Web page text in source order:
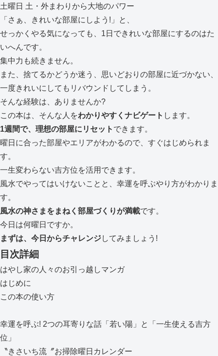
土曜日 土・外まわりから大地のパワー
「さぁ、きれいな部屋にしよう!」と、
せっかくやる気になっても、1日できれいな部屋にするのはた
いへんです。
集中力も続きません。
また、捨てるかどうか迷う、思いどおりの部屋に近づかない、
一度きれいにしてもリバウンドしてしまう。
そんな経験は、ありませんか?
この本は、そんな人をわかりやすくナビゲート します。
1週間で、理想の部屋にリセット できます。
曜日に合った部屋やエリアがわかるので、すぐはじめられま
す。
一生変わらない吉方位を活用できます。
風水でやってはいけないことと、幸運を呼ぶやり方がわかりま
す。
風水の神さまをまねく部屋づくりが満載です。
今日は何曜日ですか。
まずは、今日からチャレンジしてみましょう!
目次詳細
はやし家の人々のお引っ越しマンガ
はじめに
この本の使い方
幸運を呼ぶ! 2つの耳寄りな話「若い陽」と「一生使える吉方
位」
〝きさいち流〞お掃除曜日カレンダー